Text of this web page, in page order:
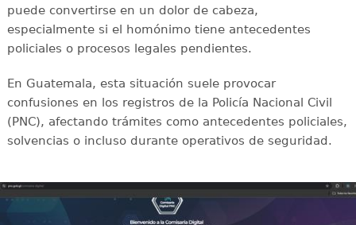
puede convertirse en un dolor de cabeza,
especialmente si el homónimo tiene antecedentes
policiales o procesos legales pendientes.
En Guatemala, esta situación suele provocar
confusiones en los registros de la Policía Nacional Civil
(PNC), afectando trámites como antecedentes policiales,
solvencias o incluso durante operativos de seguridad.